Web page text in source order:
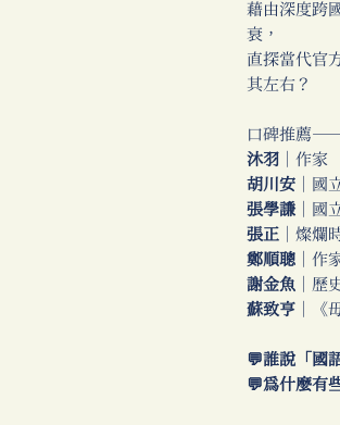
藉由深度跨
衰，
直探當代官
其左右？
口碑推薦
沐羽
｜作家
胡川安 ｜國
張學謙 ｜國
張正 ｜燦爛
鄭順聰 ｜作
謝金魚 ｜歷
蘇致亨 ｜《
💬誰說「國
💬為什麼有